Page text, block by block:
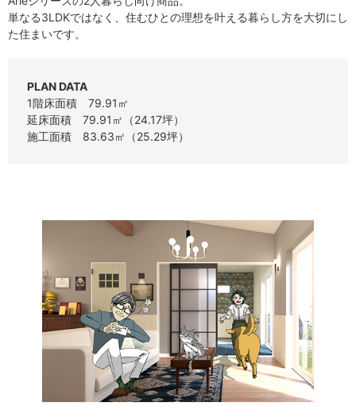
単なる3LDKではなく、住むひとの理想を叶える暮らし方を大切にし
た住まいです。
PLAN DATA
1階床面積 79.91㎡
延床面積 79.91㎡（24.17坪）
施工面積 83.63㎡（25.29坪）